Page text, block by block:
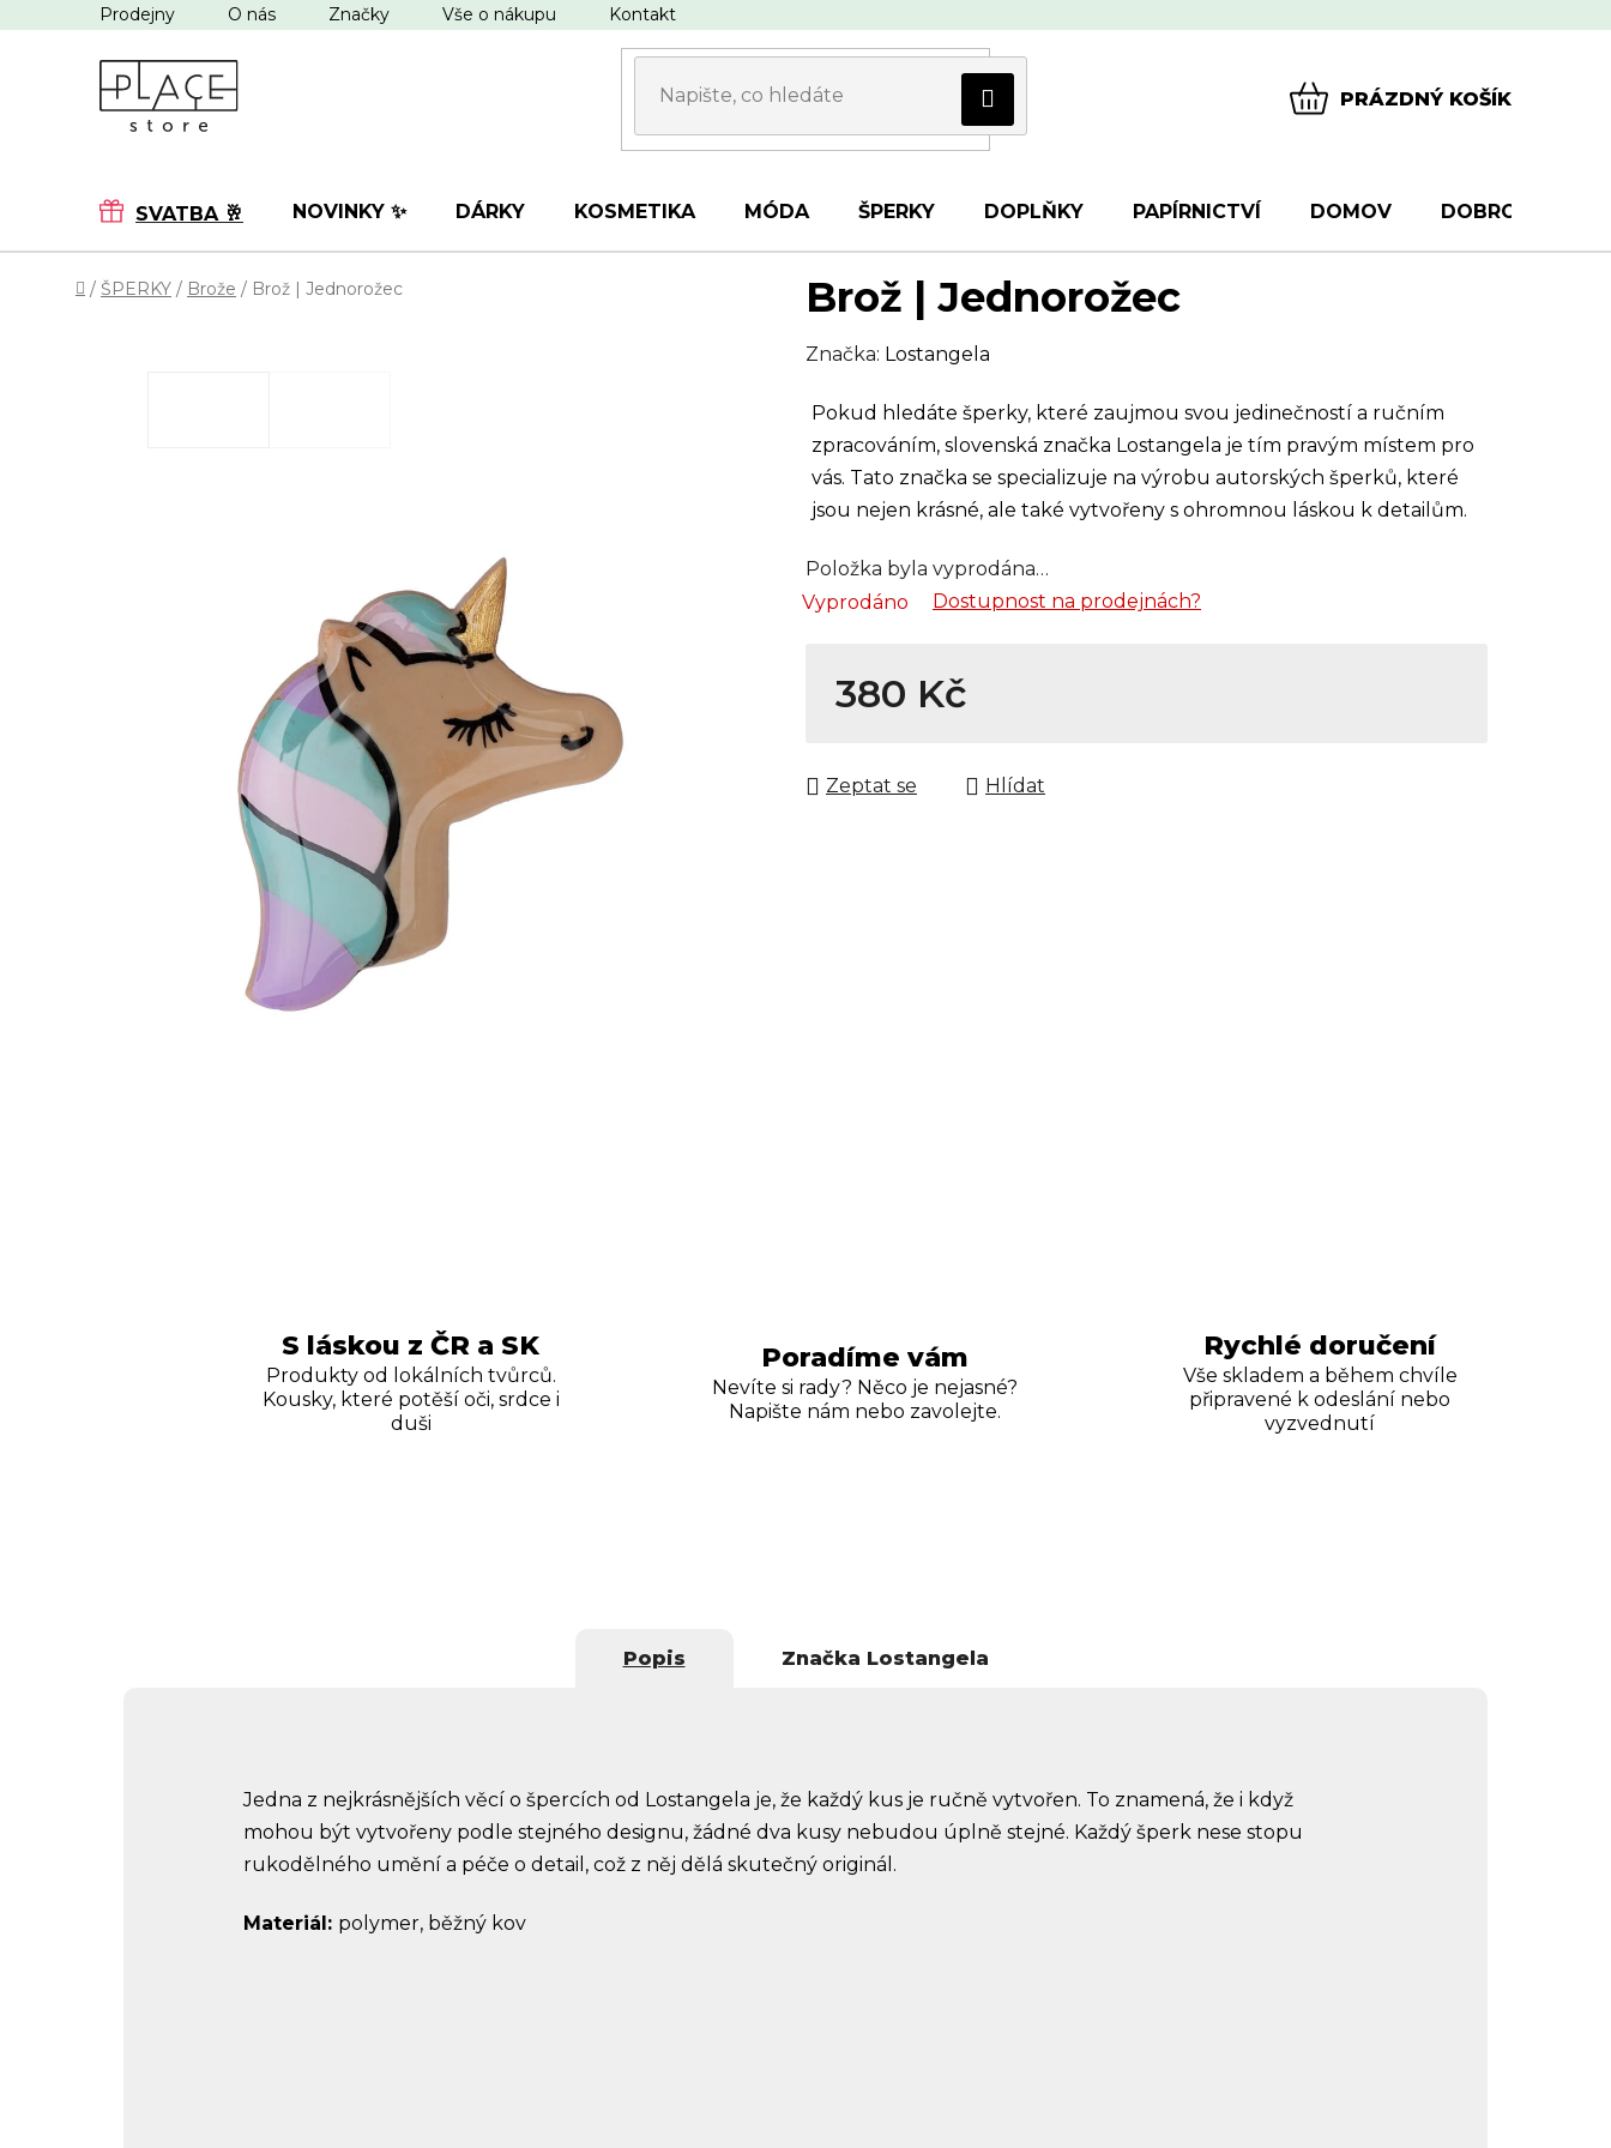
na
Prodejny O nás Značky Vše o nákupu Kontakt
PRÁZDNÝ KOŠÍK
SVATBA 🥂 NOVINKY ✨ DÁRKY KOSMETIKA MÓDA ŠPERKY DOPLŇKY PAPÍRNICTVÍ DOMOV DOBROTY
Domů
/ ŠPERKY / Brože / Brož | Jednorožec Brož | Jednorožec
Značka: Lostangela
Pokud hledáte šperky, které zaujmou svou jedinečností a ručním
zpracováním, slovenská značka Lostangela je tím pravým místem pro
vás. Tato značka se specializuje na výrobu autorských šperků, které
jsou nejen krásné, ale také vytvořeny s ohromnou láskou k detailům.
Položka byla vyprodána…
Vyprodáno
Dostupnost na prodejnách?
380 Kč
Zeptat se Hlídat
S láskou z ČR a SK
Produkty od lokálních tvůrců.
Kousky, které potěší oči, srdce i
duši
Poradíme vám
Nevíte si rady? Něco je nejasné?
Napište nám nebo zavolejte.
Rychlé doručení
Vše skladem a během chvíle
připravené k odeslání nebo
vyzvednutí
Popis Značka Lostangela
Jedna z nejkrásnějších věcí o špercích od Lostangela je, že každý kus je ručně vytvořen. To znamená, že i když
mohou být vytvořeny podle stejného designu, žádné dva kusy nebudou úplně stejné. Každý šperk nese stopu
rukodělného umění a péče o detail, což z něj dělá skutečný originál.
Materiál: polymer, běžný kov